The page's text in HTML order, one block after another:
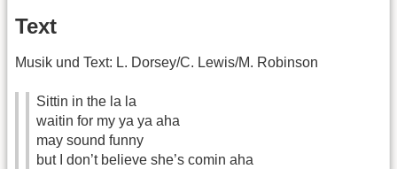
Text
Musik und Text: L. Dorsey/C. Lewis/M. Robinson
Sittin in the la la
waitin for my ya ya aha
may sound funny
but I don’t believe she’s comin aha